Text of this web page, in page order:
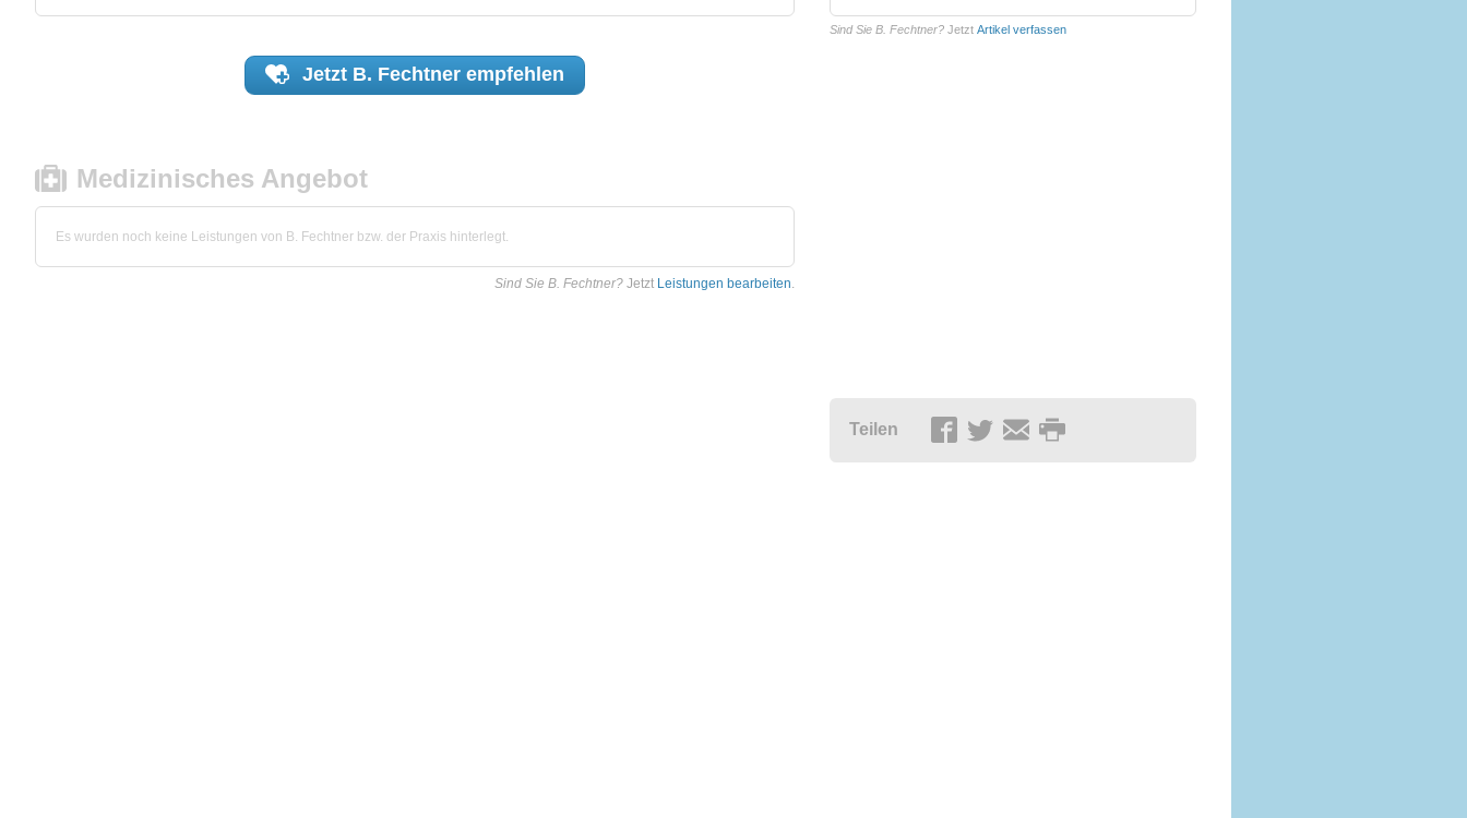
Jetzt B. Fechtnerempfehlen
Medizinisches Angebot
Es wurden noch keine Leistungen von B. Fechtner bzw. der Praxis hinterlegt.
Sind Sie B. Fechtner? Jetzt Leistungen bearbeiten.
Sind Sie B. Fechtner? Jetzt Artikel verfassen
Teilen